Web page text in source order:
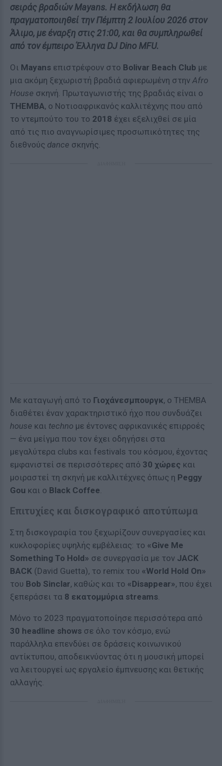
σειράς βραδιών Mayans. Η εκδήλωση θα
πραγματοποιηθεί την Πέμπτη 2 Ιουλίου 2026 στον
Άλιμο, με έναρξη στις 21:00, και θα συμπληρωθεί
από τον έμπειρο Έλληνα DJ Dino MFU.
Οι Mayans επιστρέφουν στο Bolivar Beach Club με
μια ακόμη ξεχωριστή βραδιά αφιερωμένη στην Afro
House σκηνή. Πρωταγωνιστής της βραδιάς είναι ο
THEMBA, ο Νοτιοαφρικανός καλλιτέχνης που από
το ντεμπούτο του το 2018 έχει εξελιχθεί σε μία
από τις πιο αναγνωρίσιμες προσωπικότητες της
διεθνούς dance σκηνής.
Με καταγωγή από το Γιοχάνεσμπουργκ, ο THEMBA
διαθέτει έναν χαρακτηριστικό ήχο που συνδυάζει
house και techno με έντονες αφρικανικές επιρροές
— ένα μείγμα που τον έχει οδηγήσει στα
μεγαλύτερα clubs και festivals του κόσμου, έχοντας
εμφανιστεί σε περισσότερες από 30 χώρες και
μοιραστεί τη σκηνή με καλλιτέχνες όπως η Peggy
Gou και ο Black Coffee.
Επιτυχίες και δισκογραφικό αποτύπωμα
Στη δισκογραφία του ξεχωρίζουν συνεργασίες και
κυκλοφορίες υψηλής εμβέλειας: το «Give Me
Something To Hold» σε συνεργασία με τον JACK
BACK (David Guetta), το remix του «World Hold On»
του Bob Sinclar, καθώς και το «Disappear», που έχει
ξεπεράσει τα 8 εκατομμύρια streams.
Μόνο το 2023 πραγματοποίησε περισσότερα από
30 headline shows σε όλο τον κόσμο, ενώ
παράλληλα επενδύει σε δράσεις κοινωνικού
αντίκτυπου, αποδεικνύοντας ότι η μουσική μπορεί
να λειτουργεί ως εργαλείο έμπνευσης και θετικής
αλλαγής.